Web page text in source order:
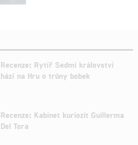
Recenze: Rytíř Sedmi království
hází na Hru o trůny bobek
Recenze: Kabinet kuriozit Guillerma
Del Tora